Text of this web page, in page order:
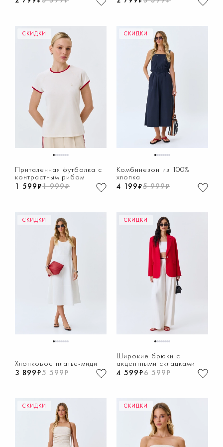
СКИДКИ
12345678
Приталенная футболка с
контрастным рибом
1 599₽1 999₽
СКИДКИ
12345678
Комбинезон из 100%
хлопка
4 199₽5 999₽
СКИДКИ
12345678
Хлопковое платье-миди
3 899₽5 599₽
СКИДКИ
12345678
Широкие брюки с
акцентными складками
4 599₽6 599₽
СКИДКИ СКИДКИ